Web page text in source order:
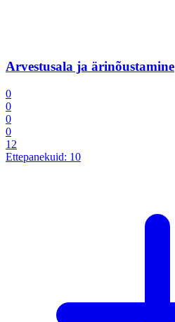
Arvestusala ja ärinõustamine
0
0
0
0
12
Ettepanekuid: 10